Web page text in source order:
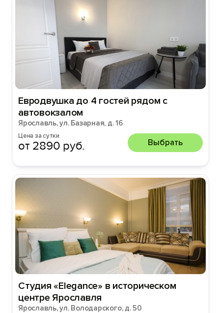
Евродвушка до 4 гостей рядом с
автовокзалом
Ярославль, ул. Базарная, д. 16
Цена за сутки
от 2890 руб. Выбрать
Студия «Elegance» в историческом
центре Ярославля
Ярославль, ул. Володарского, д. 50